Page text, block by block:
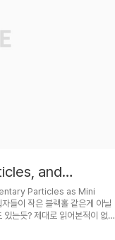
and
Holes
Particles as Mini
들이 작은 블랙홀 같은게 아닐
는듯? 제대로 읽어본적이 없
Nucl. Phys. B380 (1992)